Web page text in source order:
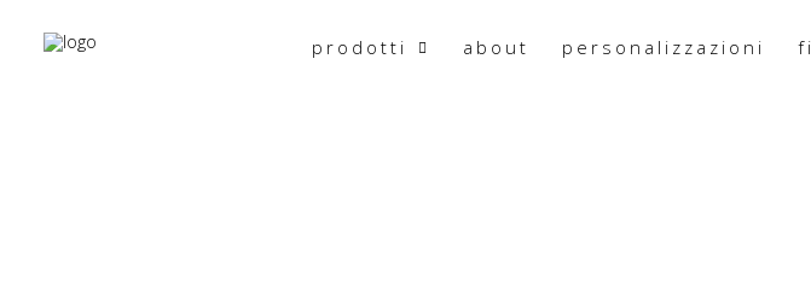
prodotti about personalizzazioni
PRODOTTO MISURE 110X127